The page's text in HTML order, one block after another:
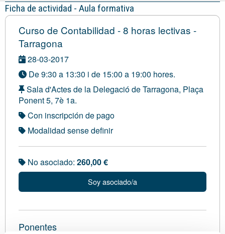
Ficha de actividad - Aula formativa
Curso de Contabilidad - 8 horas lectivas -
Tarragona
28-03-2017
De 9:30 a 13:30 i de 15:00 a 19:00 hores.
Sala d'Actes de la Delegació de Tarragona, Plaça
Ponent 5, 7è 1a.
Con inscripción de pago
Modalidad sense definir
No asociado: 260,00 €
Soy asociado/a
Ponentes